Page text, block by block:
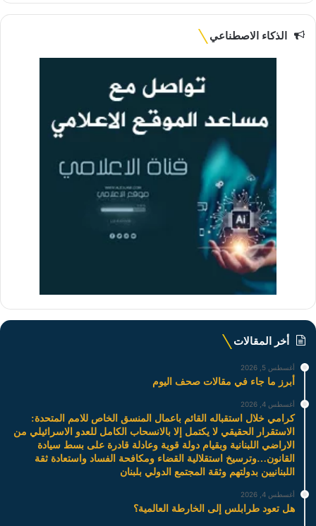
الذكاء الاصطناعي
أخر المقالات
أغسطس 5, 2026
أبرز ما جاء في مقالات صحف اليوم
أغسطس 4, 2026
كرامي خلال استقباله القائم باعمال المنسق الخاص للامم المتحدة:
الاستقرار الحقيقي لا يكتمل إلا بالانسحاب الكامل للعدو الاسرائيلي من
الاراضي اللبنانية وبقيام دولة قوية وعادلة قادرة على بسط سيادة
القانون…وترسيخ استقلالية القضاء ومكافحة الفساد واستعادة ثقة
اللبنانيين بدولتهم وثقة المجتمع الدولي بلبنان
أغسطس 4, 2026
هل تعود طرابلس إلى الخارطة العالمية؟